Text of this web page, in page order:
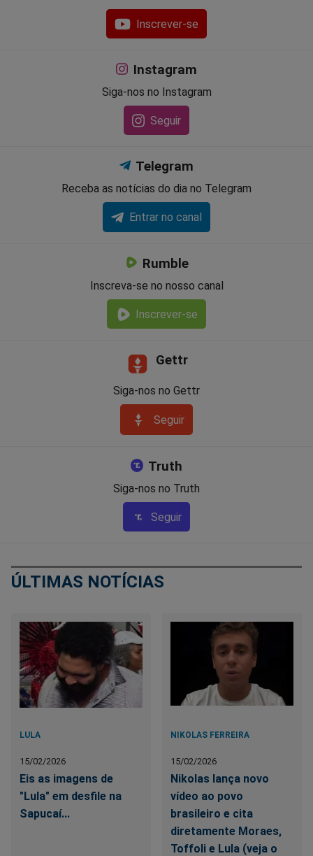
Inscrever-se
Instagram
Siga-nos no Instagram
Seguir
Telegram
Receba as notícias do dia no Telegram
Entrar no canal
Rumble
Inscreva-se no nosso canal
Inscrever-se
Gettr
Siga-nos no Gettr
Seguir
Truth
Siga-nos no Truth
Seguir
ÚLTIMAS NOTÍCIAS
LULA
15/02/2026
Eis as imagens de
"Lula" em desfile na
Sapucaí...
NIKOLAS FERREIRA
15/02/2026
Nikolas lança novo
vídeo ao povo
brasileiro e cita
diretamente Moraes,
Toffoli e Lula (veja o